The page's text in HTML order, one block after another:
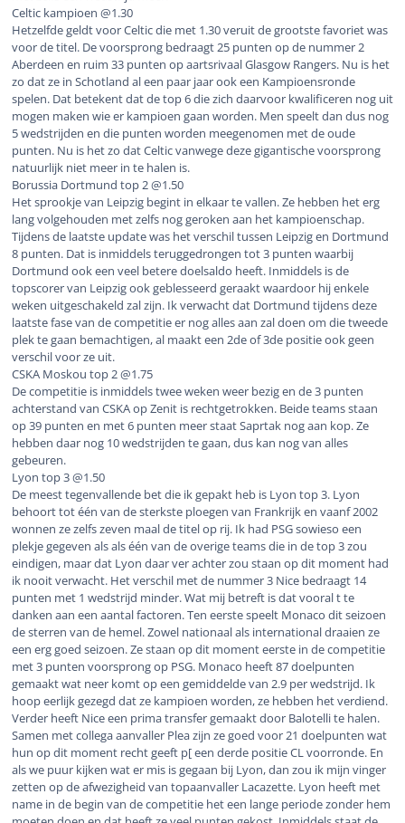
Celtic kampioen @1.30
Hetzelfde geldt voor Celtic die met 1.30 veruit de grootste favoriet was
voor de titel. De voorsprong bedraagt 25 punten op de nummer 2
Aberdeen en ruim 33 punten op aartsrivaal Glasgow Rangers. Nu is het
zo dat ze in Schotland al een paar jaar ook een Kampioensronde
spelen. Dat betekent dat de top 6 die zich daarvoor kwalificeren nog uit
mogen maken wie er kampioen gaan worden. Men speelt dan dus nog
5 wedstrijden en die punten worden meegenomen met de oude
punten. Nu is het zo dat Celtic vanwege deze gigantische voorsprong
natuurlijk niet meer in te halen is.
Borussia Dortmund top 2 @1.50
Het sprookje van Leipzig begint in elkaar te vallen. Ze hebben het erg
lang volgehouden met zelfs nog geroken aan het kampioenschap.
Tijdens de laatste update was het verschil tussen Leipzig en Dortmund
8 punten. Dat is inmiddels teruggedrongen tot 3 punten waarbij
Dortmund ook een veel betere doelsaldo heeft. Inmiddels is de
topscorer van Leipzig ook geblesseerd geraakt waardoor hij enkele
weken uitgeschakeld zal zijn. Ik verwacht dat Dortmund tijdens deze
laatste fase van de competitie er nog alles aan zal doen om die tweede
plek te gaan bemachtigen, al maakt een 2de of 3de positie ook geen
verschil voor ze uit.
CSKA Moskou top 2 @1.75
De competitie is inmiddels twee weken weer bezig en de 3 punten
achterstand van CSKA op Zenit is rechtgetrokken. Beide teams staan
op 39 punten en met 6 punten meer staat Saprtak nog aan kop. Ze
hebben daar nog 10 wedstrijden te gaan, dus kan nog van alles
gebeuren.
Lyon top 3 @1.50
De meest tegenvallende bet die ik gepakt heb is Lyon top 3. Lyon
behoort tot één van de sterkste ploegen van Frankrijk en vaanf 2002
wonnen ze zelfs zeven maal de titel op rij. Ik had PSG sowieso een
plekje gegeven als als één van de overige teams die in de top 3 zou
eindigen, maar dat Lyon daar ver achter zou staan op dit moment had
ik nooit verwacht. Het verschil met de nummer 3 Nice bedraagt 14
punten met 1 wedstrijd minder. Wat mij betreft is dat vooral t te
danken aan een aantal factoren. Ten eerste speelt Monaco dit seizoen
de sterren van de hemel. Zowel nationaal als international draaien ze
een erg goed seizoen. Ze staan op dit moment eerste in de competitie
met 3 punten voorsprong op PSG. Monaco heeft 87 doelpunten
gemaakt wat neer komt op een gemiddelde van 2.9 per wedstrijd. Ik
hoop eerlijk gezegd dat ze kampioen worden, ze hebben het verdiend.
Verder heeft Nice een prima transfer gemaakt door Balotelli te halen.
Samen met collega aanvaller Plea zijn ze goed voor 21 doelpunten wat
hun op dit moment recht geeft p[ een derde positie CL voorronde. En
als we puur kijken wat er mis is gegaan bij Lyon, dan zou ik mijn vinger
zetten op de afwezigheid van topaanvaller Lacazette. Lyon heeft met
name in de begin van de competitie het een lange periode zonder hem